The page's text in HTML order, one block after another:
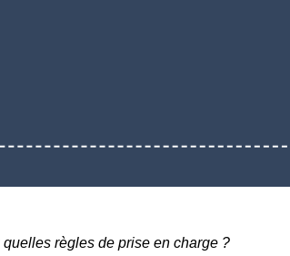
quelles règles de prise en charge ?